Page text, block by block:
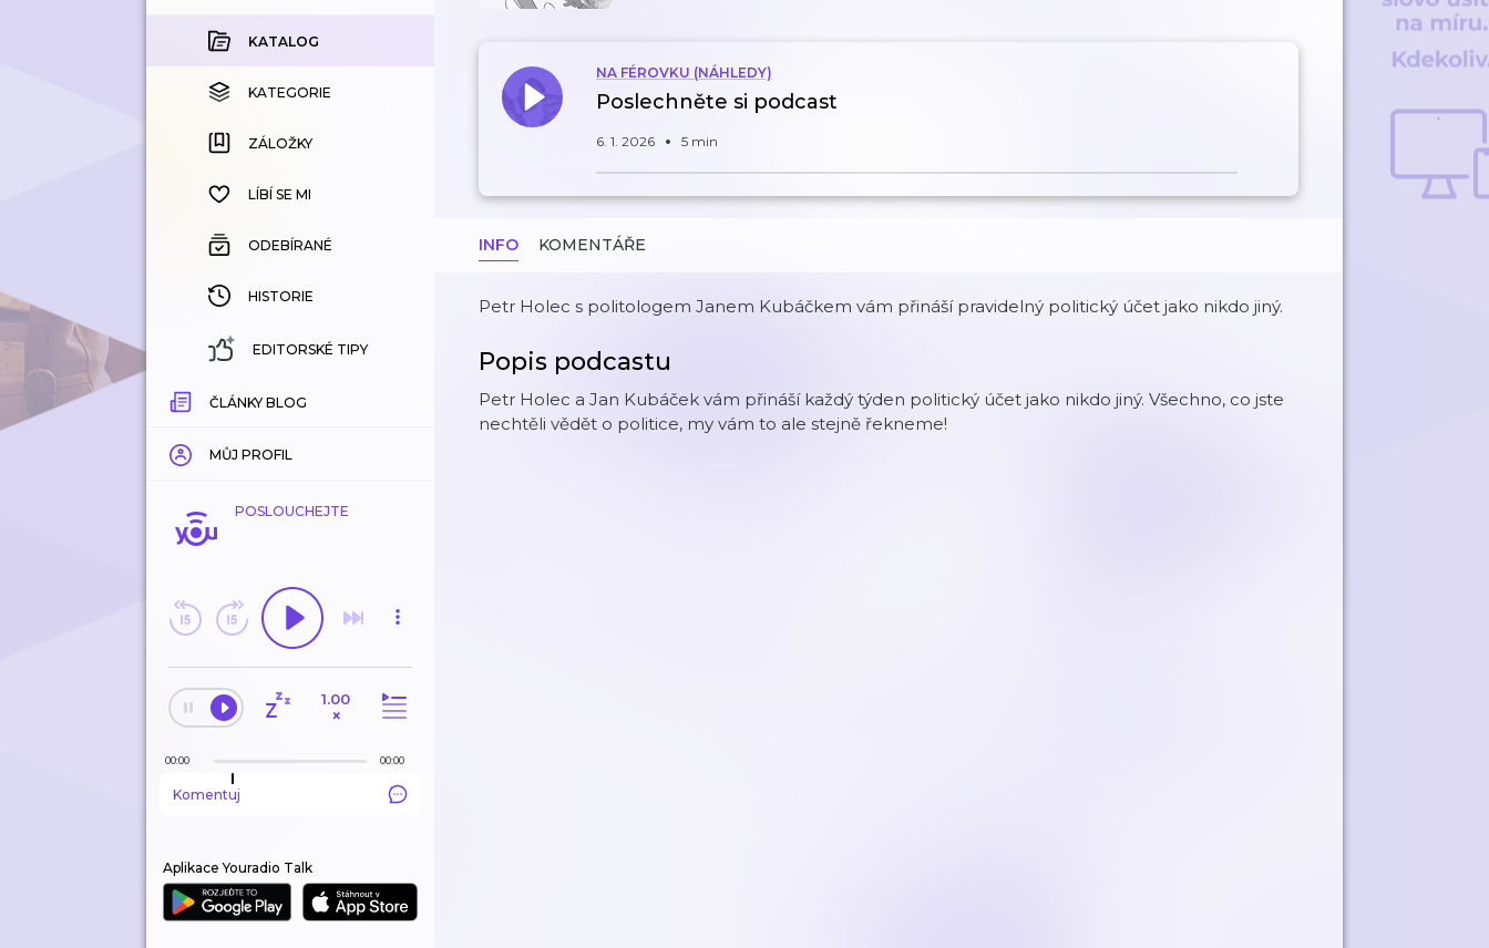
KOUPENÉ
KATEGORIE
ZÁLOŽKY
HISTORIE
KATALOG
KATEGORIE
ZÁLOŽKY
LÍBÍ SE MI
ODEBÍRANÉ
HISTORIE
EDITORSKÉ TIPY
ČLÁNKY BLOG
MŮJ PROFIL
POSLOUCHEJTE
1.00
×
00:00 00:00
Komentuj
Aplikace Youradio Talk
NA FÉROVKU (NÁHLEDY)
Poslechněte si podcast
6. 1. 2026 5 min
INFO KOMENTÁŘE
Petr Holec s politologem Janem Kubáčkem vám přináší pravidelný politický účet jako nikdo jiný.
Popis podcastu
Petr Holec a Jan Kubáček vám přináší každý týden politický účet jako nikdo jiný. Všechno, co jste
nechtěli vědět o politice, my vám to ale stejně řekneme!